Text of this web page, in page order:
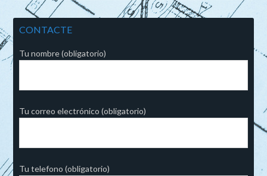
CONTACTE
Tu nombre (obligatorio)
Tu correo electrónico (obligatorio)
Tu telefono (obligatorio)